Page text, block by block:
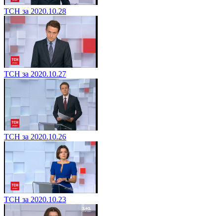
ТСН за 2020.10.28
ТСН за 2020.10.27
ТСН за 2020.10.26
ТСН за 2020.10.23